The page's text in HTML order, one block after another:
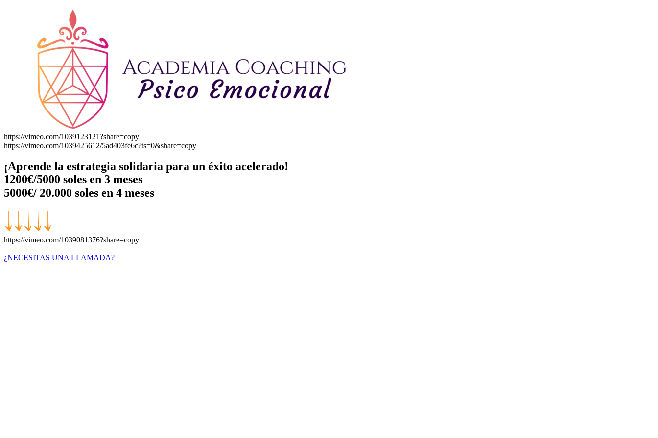
https://vimeo.com/1039123121?share=copy
https://vimeo.com/1039425612/5ad403fe6c?ts=0&share=copy
¡Aprende la estrategia solidaria para un éxito acelerado!
1200€/5000 soles en 3 meses
5000€/ 20.000 soles en 4 meses
https://vimeo.com/1039081376?share=copy
¿NECESITAS UNA LLAMADA?